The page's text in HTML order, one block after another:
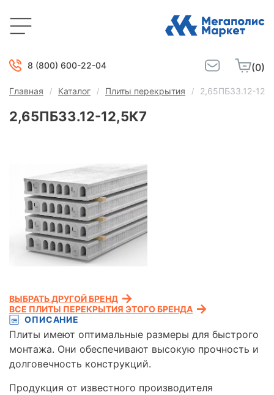
8 (800) 600-22-04 (0)
Главная Каталог Плиты перекрытия 2,65ПБ33.12-
2,65ПБ33.12-12,5К7
ОПИСАНИЕ
Плиты имеют оптимальные размеры для быстрого
монтажа. Они обеспечивают высокую прочность и
долговечность конструкций.
Продукция от известного производителя
ВЫБРАТЬ ДРУГОЙ БРЕНД
ВСЕ ПЛИТЫ ПЕРЕКРЫТИЯ ЭТОГО БРЕНДА